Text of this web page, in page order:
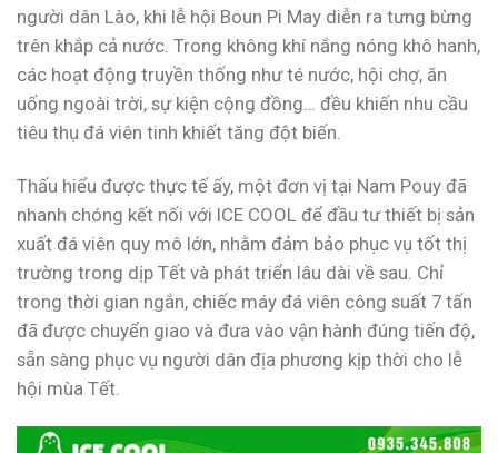
người dân Lào, khi lễ hội Boun Pi May diễn ra tưng bừng
trên khắp cả nước. Trong không khí nắng nóng khô hanh,
các hoạt động truyền thống như té nước, hội chợ, ăn
uống ngoài trời, sự kiện cộng đồng… đều khiến nhu cầu
tiêu thụ đá viên tinh khiết tăng đột biến.
Thấu hiểu được thực tế ấy, một đơn vị tại Nam Pouy đã
nhanh chóng kết nối với ICE COOL để đầu tư thiết bị sản
xuất đá viên quy mô lớn, nhằm đảm bảo phục vụ tốt thị
trường trong dịp Tết và phát triển lâu dài về sau. Chỉ
trong thời gian ngắn, chiếc máy đá viên công suất 7 tấn
đã được chuyển giao và đưa vào vận hành đúng tiến độ,
sẵn sàng phục vụ người dân địa phương kịp thời cho lễ
hội mùa Tết.